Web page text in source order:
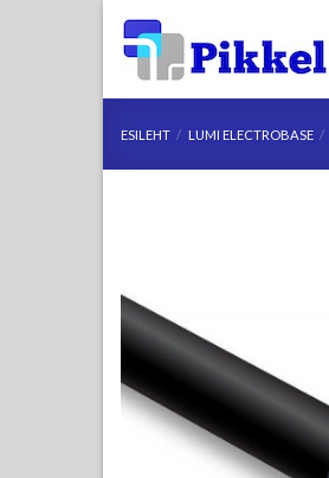
Skip
content
ESILEHT / LUMI ELECTROBASE /